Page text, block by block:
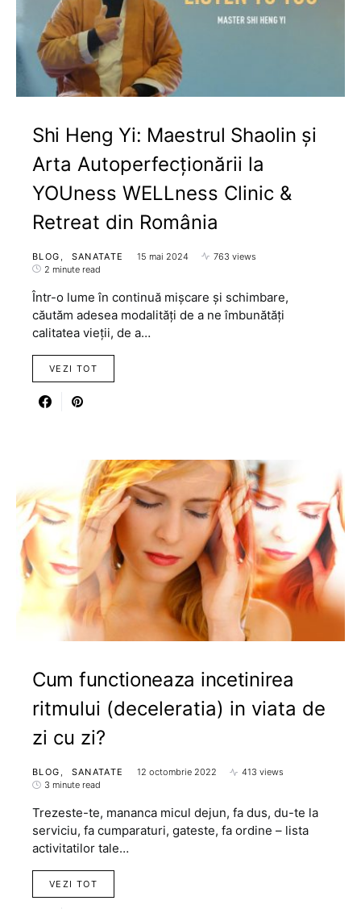
Shi Heng Yi: Maestrul Shaolin și
Arta Autoperfecționării la
YOUness WELLness Clinic &
Retreat din România
BLOG SANATATE 15 mai 2024
763 views
2 minute read
Într-o lume în continuă mișcare și schimbare,
căutăm adesea modalități de a ne îmbunătăți
calitatea vieții, de a…
VEZI TOT
Cum functioneaza incetinirea
ritmului (deceleratia) in viata de
zi cu zi?
BLOG SANATATE 12 octombrie 2022
413 views
3 minute read
Trezeste-te, mananca micul dejun, fa dus, du-te la
serviciu, fa cumparaturi, gateste, fa ordine – lista
activitatilor tale…
VEZI TOT